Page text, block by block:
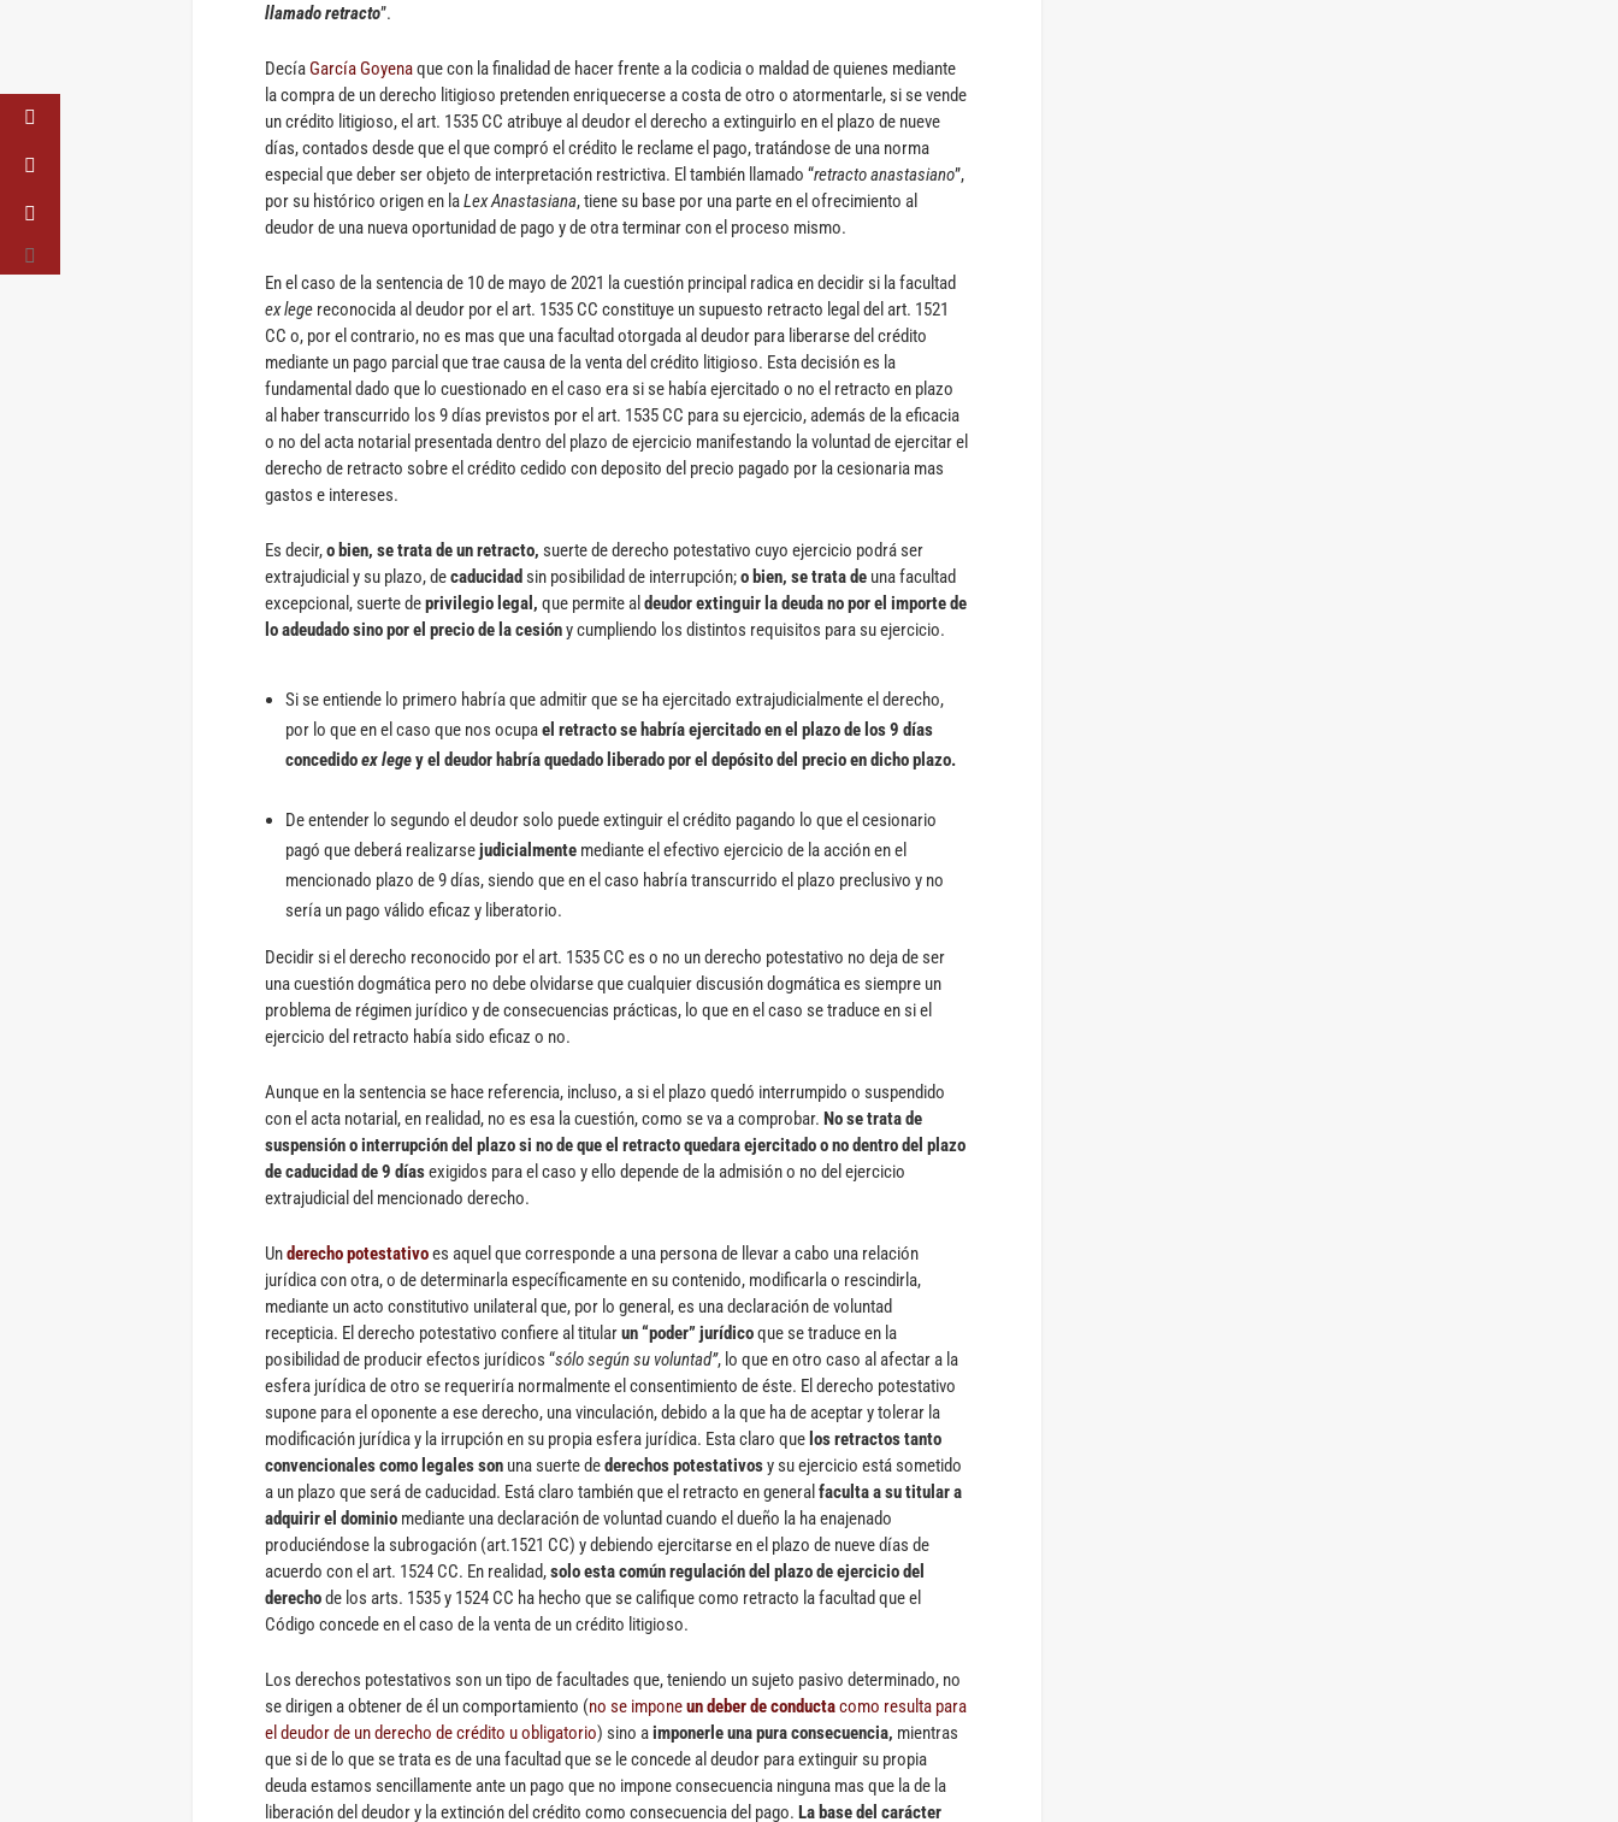
llamado retracto”.
Decía García Goyenaque con la finalidad de hacer frente a la codicia o maldad de quienes mediante
la compra de un derecho litigioso pretenden enriquecerse a costa de otro o atormentarle, si se vende
un crédito litigioso, el art. 1535 CC atribuye al deudor el derecho a extinguirlo en el plazo de nueve
días, contados desde que el que compró el crédito le reclame el pago, tratándose de una norma
especial que deber ser objeto de interpretación restrictiva. El también llamado “retracto anastasiano”,
por su histórico origen en laLex Anastasiana, tiene su base por una parte en el ofrecimiento al
deudor de una nueva oportunidad de pago y de otra terminar con el proceso mismo.
En el caso de la sentencia de 10 de mayo de 2021 la cuestión principal radica en decidir si la facultad
ex lege reconocida al deudor por el art. 1535 CC constituye un supuesto retracto legal del art. 1521
CC o, por el contrario, no es mas que una facultad otorgada al deudor para liberarse del crédito
mediante un pago parcial que trae causa de la venta del crédito litigioso. Esta decisión es la
fundamental dado que lo cuestionado en el caso era si se había ejercitado o no el retracto en plazo
al haber transcurrido los 9 días previstos por el art. 1535 CC para su ejercicio, además de la eficacia
o no del acta notarial presentada dentro del plazo de ejercicio manifestando la voluntad de ejercitar el
derecho de retracto sobre el crédito cedido con deposito del precio pagado por la cesionaria mas
gastos e intereses.
Es decir,o bien, se trata de un retracto, suerte de derecho potestativo cuyo ejercicio podrá ser
extrajudicial y su plazo, decaducidad sin posibilidad de interrupción;o bien, se trata de una facultad
excepcional, suerte deprivilegio legal, que permite al deudor extinguir la deuda no por el importe de
lo adeudado sino por el precio de la cesióny cumpliendo los distintos requisitos para su ejercicio.
Si se entiende lo primero habría que admitir que se ha ejercitado extrajudicialmente el derecho,
por lo que en el caso que nos ocupael retracto se habría ejercitado en el plazo de los 9 días
concedidoex legey el deudor habría quedado liberado por el depósito del precio en dicho plazo.
De entender lo segundo el deudor solo puede extinguir el crédito pagando lo que el cesionario
pagó que deberá realizarsejudicialmente mediante el efectivo ejercicio de la acción en el
mencionado plazo de 9 días, siendo que en el caso habría transcurrido el plazo preclusivo y no
sería un pago válido eficaz y liberatorio.
Decidir si el derecho reconocido por el art. 1535 CC es o no un derecho potestativo no deja de ser
una cuestión dogmática pero no debe olvidarse que cualquier discusión dogmática es siempre un
problema de régimen jurídico y de consecuencias prácticas, lo que en el caso se traduce en si el
ejercicio del retracto había sido eficaz o no.
Aunque en la sentencia se hace referencia, incluso, a si el plazo quedó interrumpido o suspendido
con el acta notarial, en realidad, no es esa la cuestión, como se va a comprobar. No se trata de
suspensión o interrupción del plazo si no de que el retracto quedara ejercitado o no dentro del plazo
de caducidad de 9 díasexigidos para el caso y ello depende de la admisión o no del ejercicio
extrajudicial del mencionado derecho.
Underecho potestativoes aquel que corresponde a una persona de llevar a cabo una relación
jurídica con otra, o de determinarla específicamente en su contenido, modificarla o rescindirla,
mediante un acto constitutivo unilateral que, por lo general, es una declaración de voluntad
recepticia. El derecho potestativo confiere al titularun “poder” jurídicoque se traduce en la
posibilidad de producir efectos jurídicos “sólo según su voluntad”, lo que en otro caso al afectar a la
esfera jurídica de otro se requeriría normalmente el consentimiento de éste. El derecho potestativo
supone para el oponente a ese derecho, una vinculación, debido a la que ha de aceptar y tolerar la
modificación jurídica y la irrupción en su propia esfera jurídica. Esta claro que los retractos tanto
convencionales como legales son una suerte dederechos potestativosy su ejercicio está sometido
a un plazo que será de caducidad. Está claro también que el retracto en general faculta a su titular a
adquirir el dominio mediante una declaración de voluntad cuando el dueño la ha enajenado
produciéndose la subrogación (art.1521 CC) y debiendo ejercitarse en el plazo de nueve días de
acuerdo con el art. 1524 CC. En realidad,solo esta común regulación del plazo de ejercicio del
derechode los arts. 1535 y 1524 CC ha hecho que se califique como retracto la facultad que el
Código concede en el caso de la venta de un crédito litigioso.
Los derechos potestativos son un tipo de facultades que, teniendo un sujeto pasivo determinado, no
se dirigen a obtener de él un comportamiento (no se imponeun deber de conductacomo resulta para
el deudor de un derecho de crédito u obligatorio) sino aimponerle una pura consecuencia, mientras
que si de lo que se trata es de una facultad que se le concede al deudor para extinguir su propia
deuda estamos sencillamente ante un pago que no impone consecuencia ninguna mas que la de la
liberación del deudor y la extinción del crédito como consecuencia del pago. La base del carácter